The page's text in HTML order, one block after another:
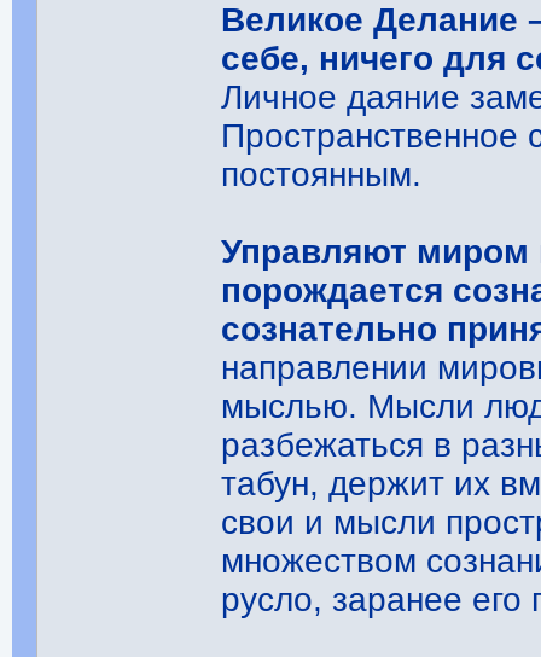
Великое Делание
себе, ничего для
Личное даяние
Пространственное
постоянным.
Управляют
порождается
сознательно
направлении
мыслью. Мысли
разбежаться в
табун, держит их
свои и мысли
множеством
русло, заранее его